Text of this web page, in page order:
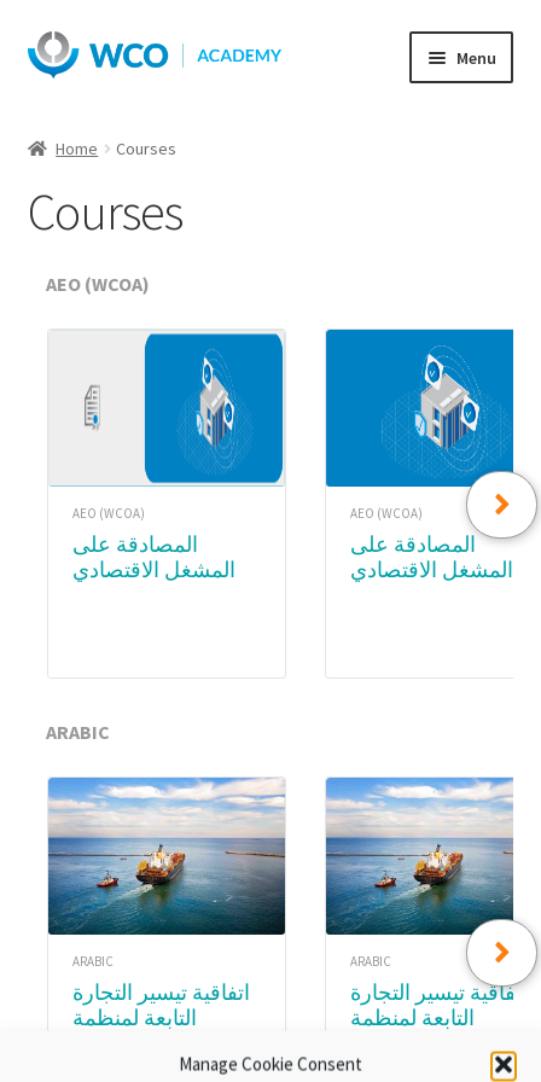
Manage Cookie Consent
Skip
to
Skip
to
Menu
Home Courses
Courses
AEO (WCOA)
AEO (WCOA)
المصادقة على
المشغل الاقتصادي
AEO (WCOA)
المصادقة على
المشغل الاقتصادي
ARABIC
ARABIC
اتفاقية تيسير التجارة
التابعة لمنظمة
ARABIC
اتفاقية تيسير التجارة
التابعة لمنظمة
الوحدة ٨:تنفيذ اتفاقية